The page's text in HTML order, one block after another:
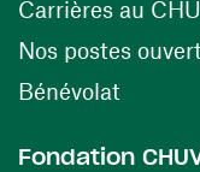
Carrières au
Nos postes
Bénévolat
Fondation